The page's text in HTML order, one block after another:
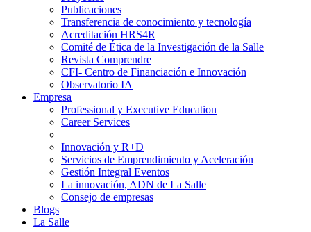
Publicaciones
Transferencia de conocimiento y tecnología
Acreditación HRS4R
Comité de Ética de la Investigación de la Salle
Revista Comprendre
CFI- Centro de Financiación e Innovación
Observatorio IA
Empresa
Professional y Executive Education
Career Services
Innovación y R+D
Servicios de Emprendimiento y Aceleración
Gestión Integral Eventos
La innovación, ADN de La Salle
Consejo de empresas
Blogs
La Salle